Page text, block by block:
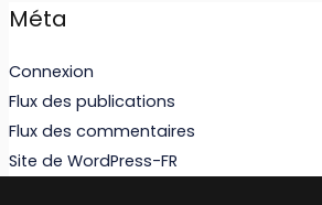
Méta
Connexion
Flux des publications
Flux des commentaires
Site de WordPress-FR